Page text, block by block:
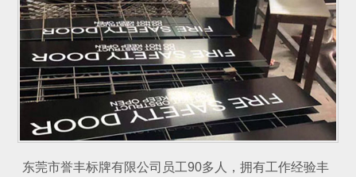
东莞市誉丰标牌有限公司员工90多人，拥有工作经验丰